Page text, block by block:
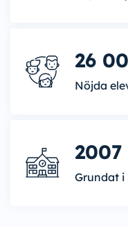
26
Nöjda
2007
Grundat i